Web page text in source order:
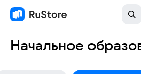
Начальное